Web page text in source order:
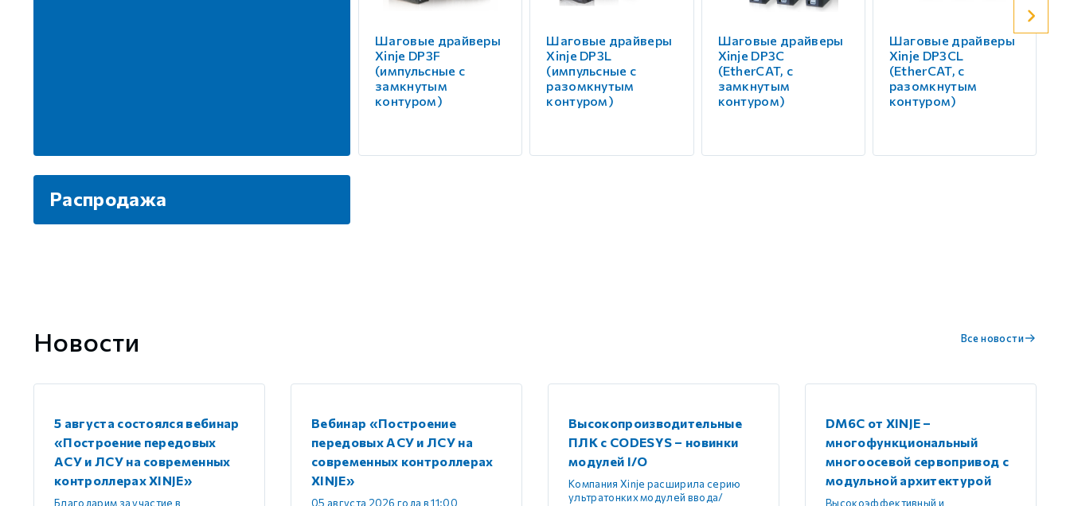
Шаговые драйверы
Xinje DP3F
(импульсные с
замкнутым
контуром)
Шаговые драйверы
Xinje DP3L
(импульсные с
разомкнутым
контуром)
Шаговые драйверы
Xinje DP3С
(EtherCAT, с
замкнутым
контуром)
Шаговые драйверы
Xinje DP3СL
(EtherCAT, с
разомкнутым
контуром)
Распродажа
Новости Все новости
5 августа состоялся вебинар
«Построение передовых
АСУ и ЛСУ на современных
контроллерах XINJE»
Благодарим за участие в
Вебинар «Построение
передовых АСУ и ЛСУ на
современных контроллерах
XINJE»
05 августа 2026 года в 11:00
Высокопроизводительные
ПЛК с CODESYS – новинки
модулей I/O
Компания Xinje расширила серию
ультратонких модулей ввода/
DM6C от XINJE –
многофункциональный
многоосевой сервопривод с
модульной архитектурой
Высокоэффективный и